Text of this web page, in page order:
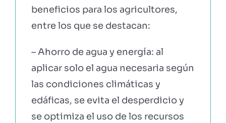
beneficios para los agricultores,
entre los que se destacan:
– Ahorro de agua y energía: al
aplicar solo el agua necesaria según
las condiciones climáticas y
edáficas, se evita el desperdicio y
se optimiza el uso de los recursos